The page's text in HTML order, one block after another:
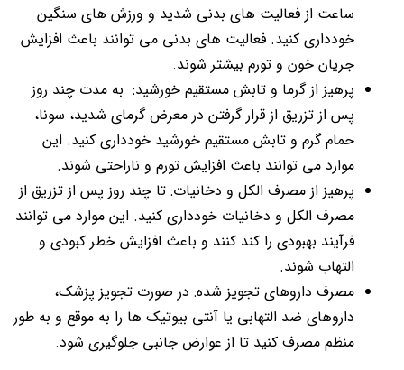
ساعت از فعالیت های بدنی شدید و ورزش های سنگین
خودداری کنید. فعالیت های بدنی می توانند باعث افزایش
جریان خون و تورم بیشتر شوند.
پرهیز از گرما و تابش مستقیم خورشید: به مدت چند روز
پس از تزریق از قرار گرفتن در معرض گرمای شدید، سونا،
حمام گرم و تابش مستقیم خورشید خودداری کنید. این
موارد می توانند باعث افزایش تورم و ناراحتی شوند.
پرهیز از مصرف الکل و دخانیات: تا چند روز پس از تزریق از
مصرف الکل و دخانیات خودداری کنید. این موارد می توانند
فرآیند بهبودی را کند کنند و باعث افزایش خطر کبودی و
التهاب شوند.
مصرف داروهای تجویز شده: در صورت تجویز پزشک،
داروهای ضد التهابی یا آنتی بیوتیک ها را به موقع و به طور
منظم مصرف کنید تا از عوارض جانبی جلوگیری شود.